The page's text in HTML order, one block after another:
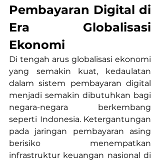
Pembayaran Digital di
Era Globalisasi
Ekonomi
Di tengah arus globalisasi ekonomi
yang semakin kuat, kedaulatan
dalam sistem pembayaran digital
menjadi semakin dibutuhkan bagi
negara-negara berkembang
seperti Indonesia. Ketergantungan
pada jaringan pembayaran asing
berisiko menempatkan
infrastruktur keuangan nasional di